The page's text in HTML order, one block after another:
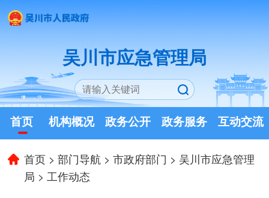
吴川市应急管理局
首页 机构概况 政务公开 政务服务 互动交流
首页 >部门导航 >市政府部门 > 吴川市应急管理
局 > 工作动态